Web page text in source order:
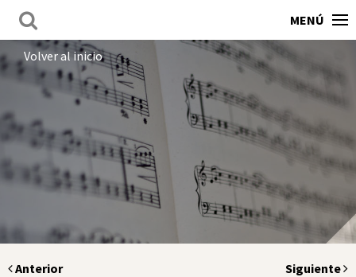
MENÚ
Volver al inicio
Anterior Siguiente